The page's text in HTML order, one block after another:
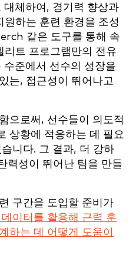
대체하여, 경기력 향상과
하는 훈련 환경을 조성
같은 도구를 통해 속
리트 프로그램만의 전유
준에서 선수의 성장을
는, 접근성이 뛰어나고
으로써, 선수들이 의도적
상황에 적응하는 데 필요
니다. 그 결과, 더 강하
력성이 뛰어난 팀을 만들
구간을 도입할 준비가
이터를 활용해 근력 훈
하는 데 어떻게 도움이